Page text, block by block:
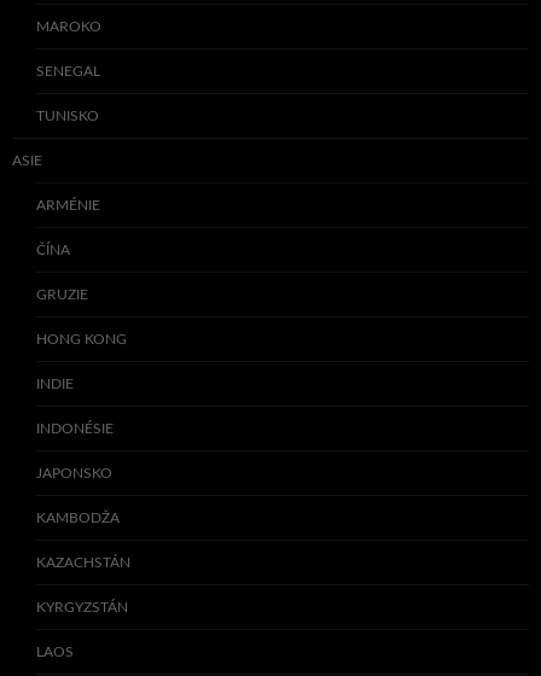
MAROKO
SENEGAL
TUNISKO
ASIE
ARMÉNIE
ČÍNA
GRUZIE
HONG KONG
INDIE
INDONÉSIE
JAPONSKO
KAMBODŽA
KAZACHSTÁN
KYRGYZSTÁN
LAOS